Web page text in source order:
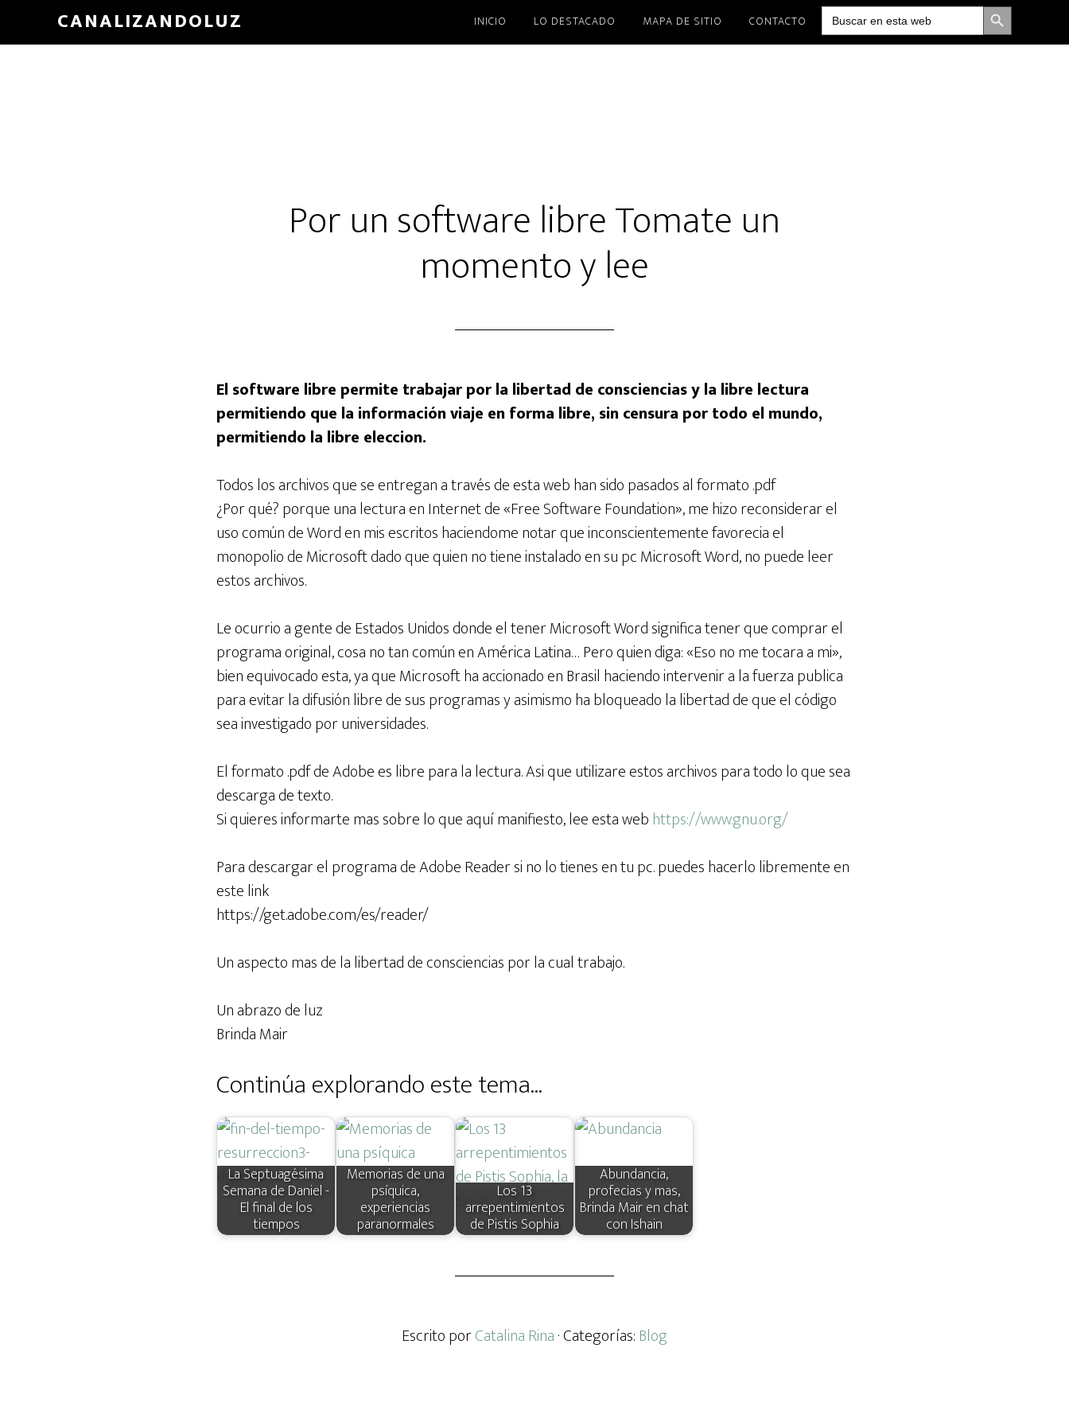
CANALIZANDOLUZ INICIO LO DESTACADO MAPA DE SITIO CONTACTO Buscar: BOTÓN DE BÚSQUEDA
Por un software libre Tomate un
momento y lee
El software libre permite trabajar por la libertad de consciencias y la libre lectura
permitiendo que la información viaje en forma libre, sin censura por todo el mundo,
permitiendo la libre eleccion.
Todos los archivos que se entregan a través de esta web han sido pasados al formato .pdf
¿Por qué? porque una lectura en Internet de «Free Software Foundation», me hizo reconsiderar el
uso común de Word en mis escritos haciendome notar que inconscientemente favorecia el
monopolio de Microsoft dado que quien no tiene instalado en su pc Microsoft Word, no puede leer
estos archivos.
Le ocurrio a gente de Estados Unidos donde el tener Microsoft Word significa tener que comprar el
programa original, cosa no tan común en América Latina… Pero quien diga: «Eso no me tocara a mi»,
bien equivocado esta, ya que Microsoft ha accionado en Brasil haciendo intervenir a la fuerza publica
para evitar la difusión libre de sus programas y asimismo ha bloqueado la libertad de que el código
sea investigado por universidades.
El formato .pdf de Adobe es libre para la lectura. Asi que utilizare estos archivos para todo lo que sea
descarga de texto.
Si quieres informarte mas sobre lo que aquí manifiesto, lee esta web https://www.gnu.org/
Para descargar el programa de Adobe Reader si no lo tienes en tu pc. puedes hacerlo libremente en
este link
https://get.adobe.com/es/reader/
Un aspecto mas de la libertad de consciencias por la cual trabajo.
Un abrazo de luz
Brinda Mair
Continúa explorando este tema...
La Septuagésima
Semana de Daniel -
El final de los
tiempos
Memorias de una
psíquica,
experiencias
paranormales
Los 13
arrepentimientos
de Pistis Sophia
Abundancia,
profecias y mas,
Brinda Mair en chat
con Ishain
Escrito porCatalina Rina· Categorías: Blog